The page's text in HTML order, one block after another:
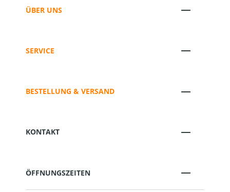
ÜBER UNS
SERVICE
BESTELLUNG & VERSAND
KONTAKT
ÖFFNUNGSZEITEN